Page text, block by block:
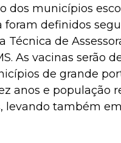
dos municípios
foram definidos
Técnica de
As vacinas serão
de grande
anos e população
levando também